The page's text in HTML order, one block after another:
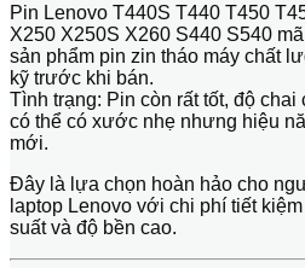
Pin Lenovo T440S T440 T450
X250 X250S X260 S440 S540 mã
sản phẩm pin zin tháo máy chất
kỹ trước khi bán.
Tình trạng: Pin còn rất tốt, độ chai
có thể có xước nhẹ nhưng hiệu
mới.
Đây là lựa chọn hoàn hảo cho
laptop Lenovo với chi phí tiết
suất và độ bền cao.